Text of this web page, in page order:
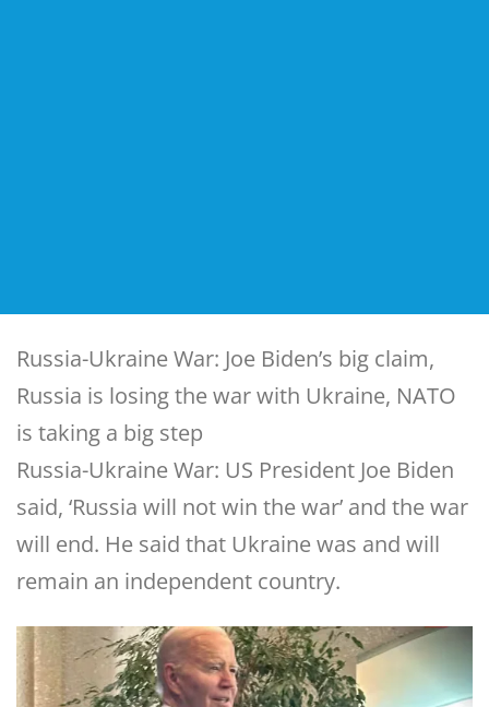
Russia-Ukraine War: Joe Biden’s big claim,
Russia is losing the war with Ukraine, NATO
is taking a big step
Russia-Ukraine War: US President Joe Biden
said, ‘Russia will not win the war’ and the war
will end. He said that Ukraine was and will
remain an independent country.